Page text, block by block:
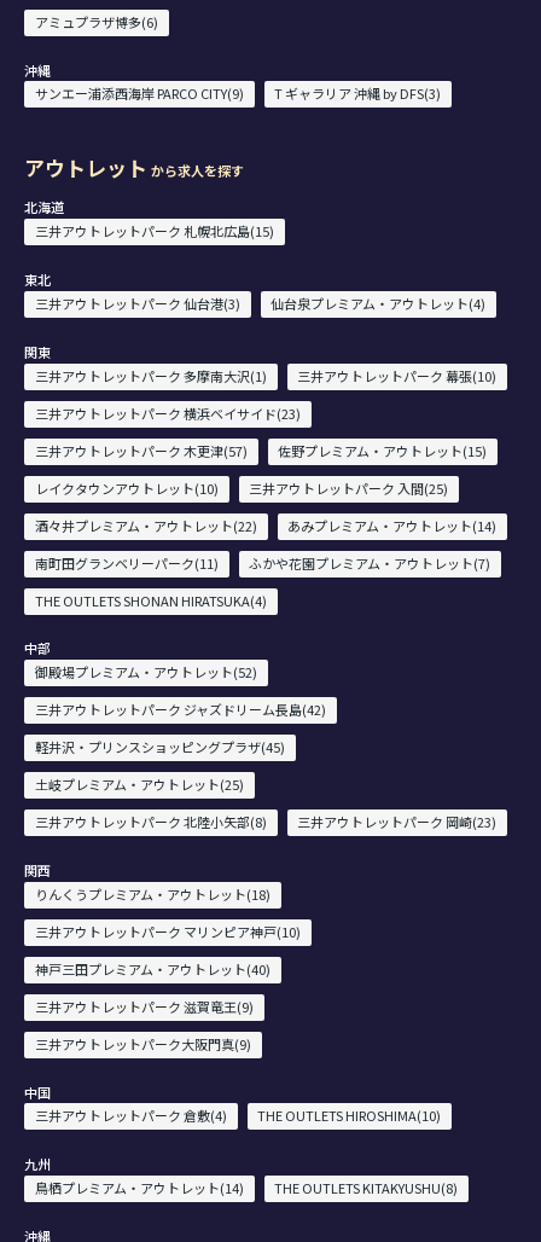
アミュプラザ博多(6)
沖縄
サンエー浦添西海岸 PARCO CITY(9)
T ギャラリア 沖縄 by DFS(3)
アウトレット から求人を探す
北海道
三井アウトレットパーク 札幌北広島(15)
東北
三井アウトレットパーク 仙台港(3)
仙台泉プレミアム・アウトレット(4)
関東
三井アウトレットパーク 多摩南大沢(1)
三井アウトレットパーク 幕張(10)
三井アウトレットパーク 横浜ベイサイド(23)
三井アウトレットパーク 木更津(57)
佐野プレミアム・アウトレット(15)
レイクタウンアウトレット(10)
三井アウトレットパーク 入間(25)
酒々井プレミアム・アウトレット(22)
あみプレミアム・アウトレット(14)
南町田グランベリーパーク(11)
ふかや花園プレミアム・アウトレット(7)
THE OUTLETS SHONAN HIRATSUKA(4)
中部
御殿場プレミアム・アウトレット(52)
三井アウトレットパーク ジャズドリーム長島(42)
軽井沢・プリンスショッピングプラザ(45)
土岐プレミアム・アウトレット(25)
三井アウトレットパーク 北陸小矢部(8)
三井アウトレットパーク 岡崎(23)
関西
りんくうプレミアム・アウトレット(18)
三井アウトレットパーク マリンピア神戸(10)
神戸三田プレミアム・アウトレット(40)
三井アウトレットパーク 滋賀竜王(9)
三井アウトレットパーク大阪門真(9)
中国
三井アウトレットパーク 倉敷(4)
THE OUTLETS HIROSHIMA(10)
九州
鳥栖プレミアム・アウトレット(14)
THE OUTLETS KITAKYUSHU(8)
沖縄